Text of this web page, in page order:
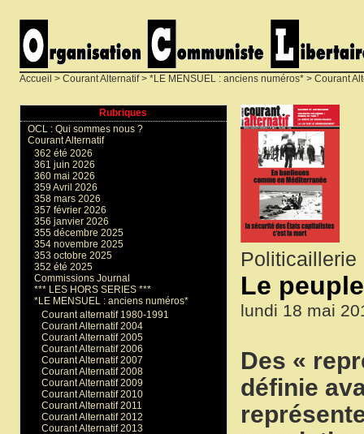
Accueil > Courant Alternatif> *LE MENSUEL : anciens numéros* > Courant
Politicaillerie
Le
lundi 18 mai
Des «
définie
Rubriques
OCL : Qui sommes nous ?
Courant Alternatif
362 été 2026
361 juin 2026
360 mai 2026
359 Avril 2026
358 mars 2026
357 février 2026
356 janvier 2026
355 décembre 2025
354 novembre 2025
353 octobre 2025
352 été 2025
Commissions Journal
*** LES HORS SERIES ***
*LE MENSUEL : anciens numéros*
Courant alternatif 1980-1991
Courant Alternatif 2004
Courant Alternatif 2005
Courant Alternatif 2006
Courant Alternatif 2007
Courant Alternatif 2008
Courant Alternatif 2009
Courant Alternatif 2010
Courant Alternatif 2011
Courant Alternatif 2012
Courant Alternatif 2013